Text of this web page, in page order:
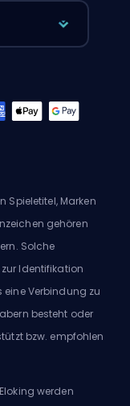
Spieletitel, Marken
gehören
Solche
Identifikation
Verbindung zu
besteht oder
bzw. empfohlen
werden